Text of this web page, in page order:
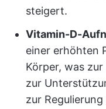
steigert.
Vitamin-D-
einer erhöhten
Körper, was
zur
zur